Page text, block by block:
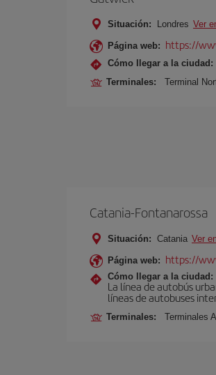
Situación: Londres Ver
Página web: https://
Cómo llegar a la ciudad:
Terminales: Terminal
Catania-Fontanarossa
Situación: Catania Ver
Página web: https://
Cómo llegar a la ciudad:
La línea de autobús
líneas de autobuses
Terminales: Terminales